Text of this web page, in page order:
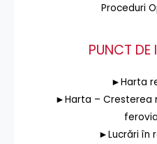
Proceduri
PUNCT DE
►Harta
►Harta – Cresterea
►Lucrări în